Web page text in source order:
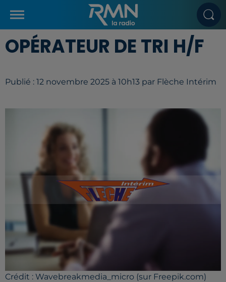
OPÉRATEUR DE TRI H/F
Publié : 12 novembre 2025 à 10h13 par Flèche Intérim
Crédit : Wavebreakmedia_micro (sur Freepik.com)